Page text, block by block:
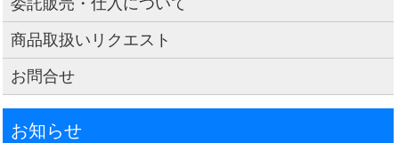
商品取扱いリクエスト
お問合せ
お知らせ